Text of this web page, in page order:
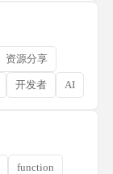
资源分享
开发者 AI
function